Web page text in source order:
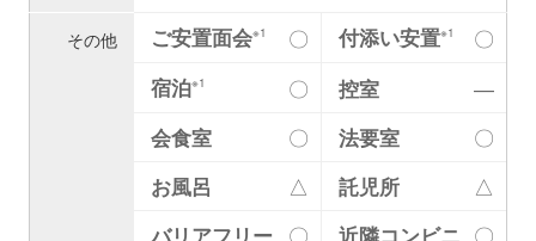
その他 ご安置面会※1 〇 付添い安置※1
〇
宿泊※1 〇 控室
―
会食室
〇 法要室
〇
お風呂
△ 託児所
△
バリアフリー 〇 近隣コンビニ 〇